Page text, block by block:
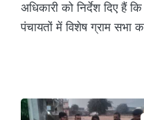
अधिकारी को निर्देश दिए हैं
पंचायतों में विशेष ग्राम सभा